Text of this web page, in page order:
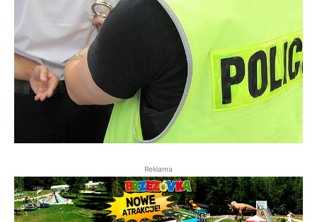
Reklama